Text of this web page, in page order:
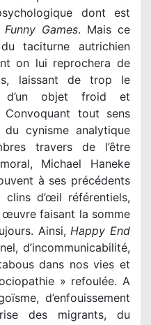
dont est
Funny Games. Mais ce
taciturne autrichien
on lui reprochera de
laissant de trop le
d’un objet froid et
Convoquant tout sens
cynisme analytique
travers de l’être
Michael Haneke
à ses précédents
d’œil référentiels,
œuvre faisant la somme
Ainsi, Happy End
d’incommunicabilité,
dans nos vies et
» refoulée. A
d’enfouissement
des migrants, du